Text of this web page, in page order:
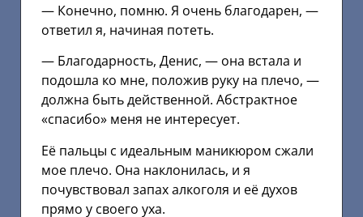
— Конечно, помню. Я очень благодарен, —
ответил я, начиная потеть.
— Благодарность, Денис, — она встала и
подошла ко мне, положив руку на плечо, —
должна быть действенной. Абстрактное
«спасибо» меня не интересует.
Её пальцы с идеальным маникюром сжали
мое плечо. Она наклонилась, и я
почувствовал запах алкоголя и её духов
прямо у своего уха.